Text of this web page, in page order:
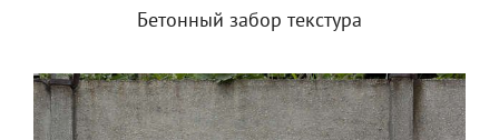
Бетонный забор текстура